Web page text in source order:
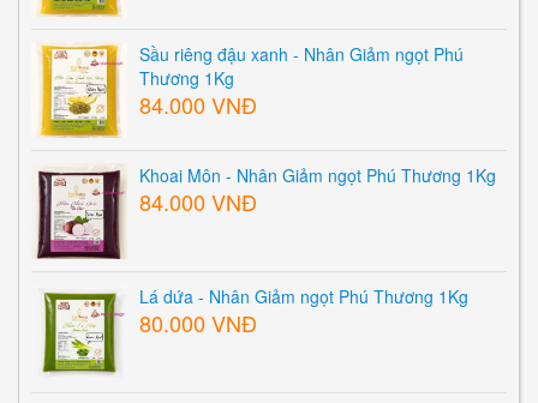
Sầu riêng đậu xanh - Nhân Giảm ngọt Phú
Thương 1Kg
84.000 VNĐ
Khoai Môn - Nhân Giảm ngọt Phú Thương 1Kg
84.000 VNĐ
Lá dứa - Nhân Giảm ngọt Phú Thương 1Kg
80.000 VNĐ